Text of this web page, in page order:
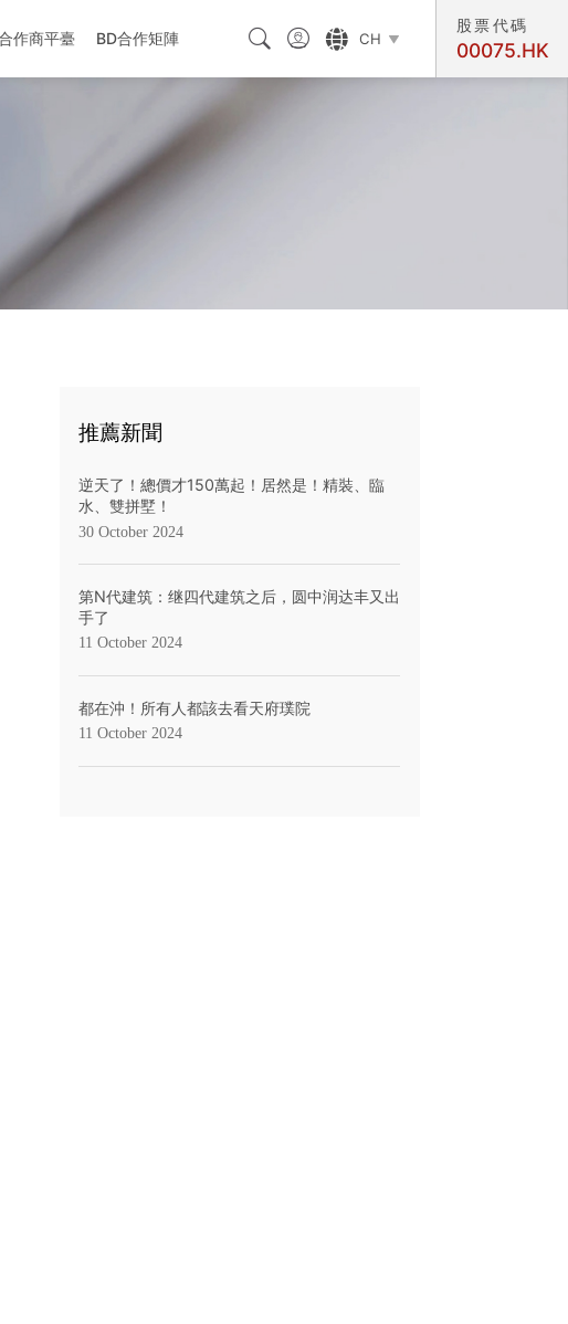
作商平臺 BD合作矩陣    CH 
股票代碼
00075.HK
推薦新聞
逆天了！總價才150萬起！居然是！精裝、臨
水、雙拼墅！
30 October 2024
第N代建筑：继四代建筑之后，圆中润达丰又出
手了
11 October 2024
都在沖！所有人都該去看天府璞院
11 October 2024